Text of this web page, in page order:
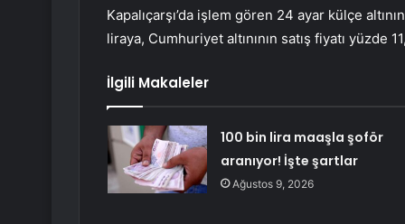
Kapalıçarşı’da işlem gören 24 ayar külçe
liraya, Cumhuriyet altınının satış fiyatı yüzde
İlgili Makaleler
100 bin lira maaşla şoför
aranıyor! İşte şartlar
Ağustos 9, 2026